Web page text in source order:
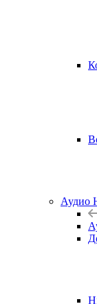
Аудио